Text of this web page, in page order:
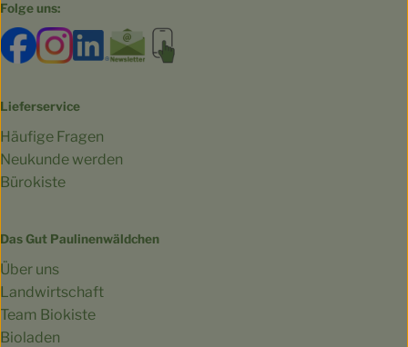
Folge uns:
Externer Link zu https://www.facebook.com/
Externer Link zu https://www.instagram.com/
Externer Link zu https://
Externer Link zu https://
Lieferservice
Häufige Fragen
Neukunde werden
Bürokiste
Das Gut Paulinenwäldchen
Über uns
Landwirtschaft
Team Biokiste
Bioladen